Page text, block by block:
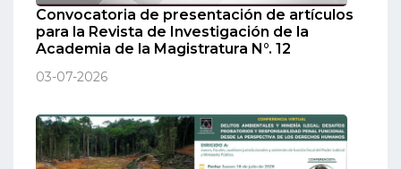
Convocatoria de presentación de artículos
para la Revista de Investigación de la
Academia de la Magistratura N°. 12
03-07-2026